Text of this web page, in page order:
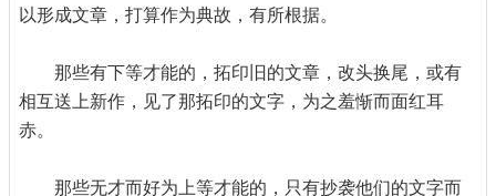
以形成文章，打算作为典故，有所根据。
那些有下等才能的，拓印旧的文章，改头换尾，或有
相互送上新作，见了那拓印的文字，为之羞惭而面红耳
赤。
那些无才而好为上等才能的，只有抄袭他们的文字而